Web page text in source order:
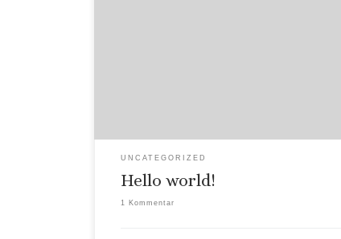
UNCATEGORIZED
Hello world!
1 Kommentar